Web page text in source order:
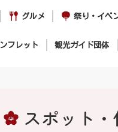
グルメ 祭り・イベ
フレット 観光ガイド団体
スポット